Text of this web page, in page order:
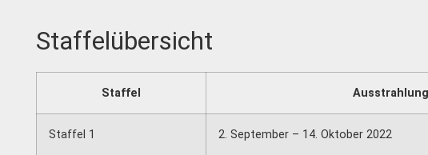
Staffelübersicht
Staffel Ausstrahlung
Staffel 1 2. September – 14. Oktober 2022